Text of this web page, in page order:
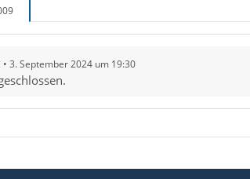
3. September 2024 um 19:30